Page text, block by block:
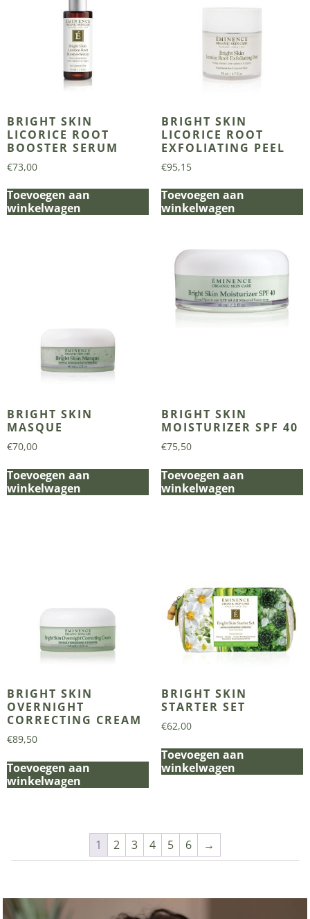
BRIGHT SKIN
LICORICE ROOT
BOOSTER SERUM
€73,00
Toevoegen aan
winkelwagen
BRIGHT SKIN
LICORICE ROOT
EXFOLIATING PEEL
€95,15
Toevoegen aan
winkelwagen
BRIGHT SKIN
MASQUE
€70,00
Toevoegen aan
winkelwagen
BRIGHT SKIN
MOISTURIZER SPF 40
€75,50
Toevoegen aan
winkelwagen
BRIGHT SKIN
OVERNIGHT
CORRECTING CREAM
€89,50
Toevoegen aan
winkelwagen
BRIGHT SKIN
STARTER SET
€62,00
Toevoegen aan
winkelwagen
1 2 3 4 5 6 →